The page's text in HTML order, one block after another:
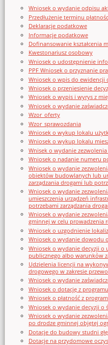
Wniosek o wydanie odpisu
Przedłużenie terminu
Deklaracje podatkowe
Informacje podatkowe
Dofinansowanie kształcenia
Kwestonariusz osobowy
Wniosek o udostępnienie
PPF Wniosek o przyznanie
Wniosek o wpis do ewidencji
Wniosek o przeniesienie
Wniosek o wypis i wyrys z
Wniosek o wydanie
Wzor_oferty
Wzor_sprawozdania
Wniosek o wykup lokalu
Wniosek o wykup lokalu
Wnisek o wydanie
Wniosek o nadanie numeru
Wniosek o wydanie
obiektów budowlanych lub
zarządzania drogami lub
Wniosek o wydanie
umieszczenia urządzeń
potrzebami zarządzania
Wniosek o wydanie
gminnej w celu prowadzenia
Wniosek o uzgodnienie
Wniosek o wydanie dowodu
Wniosek o wydanie decyzji o
publicznego albo warunków
Udzielenia licencji na
drogowego w zakresie
Wniosek o wydanie
Wniosek o dotację z
Wniosek o płatność z
Wniosek o wydanie decyzji
Wniosek o wydanie
po drodze gminnej objętej
Dotacje do budowy studni
Dotacje na przydomowe